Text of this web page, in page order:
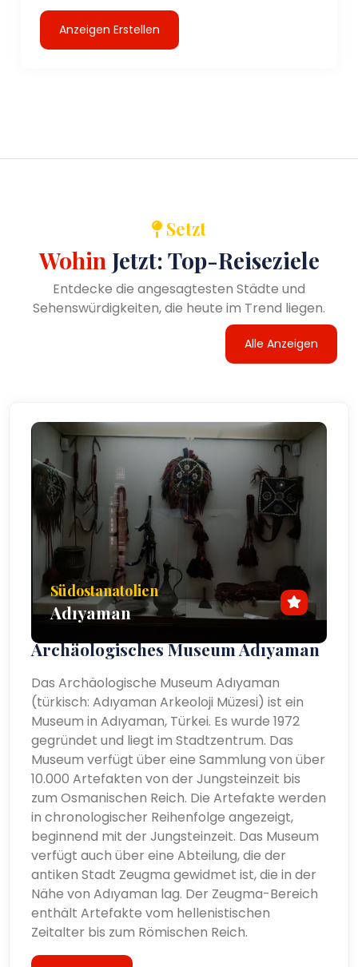
Anzeigen Erstellen
Setzt
Wohin Jetzt: Top-Reiseziele
Entdecke die angesagtesten Städte und
Sehenswürdigkeiten, die heute im Trend liegen.
Alle Anzeigen
Südostanatolien
Adıyaman
Archäologisches Museum Adıyaman
Das Archäologische Museum Adıyaman
(türkisch: Adıyaman Arkeoloji Müzesi) ist ein
Museum in Adıyaman, Türkei. Es wurde 1972
gegründet und liegt im Stadtzentrum. Das
Museum verfügt über eine Sammlung von über
10.000 Artefakten von der Jungsteinzeit bis
zum Osmanischen Reich. Die Artefakte werden
in chronologischer Reihenfolge angezeigt,
beginnend mit der Jungsteinzeit. Das Museum
verfügt auch über eine Abteilung, die der
antiken Stadt Zeugma gewidmet ist, die in der
Nähe von Adıyaman lag. Der Zeugma-Bereich
enthält Artefakte vom hellenistischen
Zeitalter bis zum Römischen Reich.